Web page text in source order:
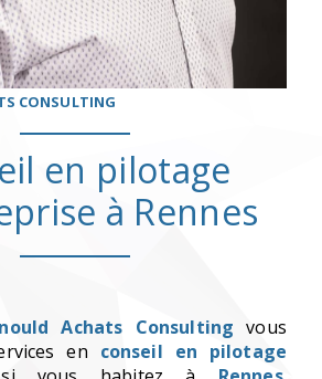
CONSULTING
en pilotage
à Rennes
Achats Consulting vous
en conseil en pilotage